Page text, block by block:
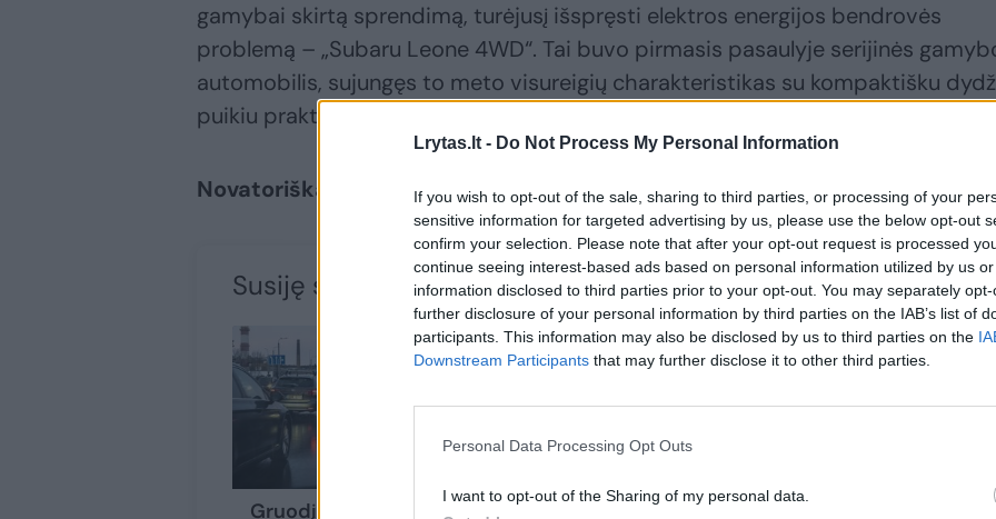
Lrytas.lt - Do Not Process My Personal Information
If you wish to opt-out of the sale, sharing to third parties, or processing of your
sensitive information for targeted advertising by us, please use the below opt-out
confirm your selection. Please note that after your opt-out request is processed
continue seeing interest-based ads based on personal information utilized by us
information disclosed to third parties prior to your opt-out. You may separately
further disclosure of your personal information by third parties on the IAB’s list of
participants. This information may also be disclosed by us to third parties on the
Downstream Participants that may further disclose it to other third parties.
Personal Data Processing Opt Outs
I want to opt-out of the Sharing of my personal data.
gamybai skirtą sprendimą, turėjusį išspręsti elektros energijos bendrovės
problemą – „Subaru Leone 4WD“. Tai buvo pirmasis pasaulyje serijinės
automobilis, sujungęs to meto visureigių charakteristikas su kompaktišku
puikiu praktiško lengvojo automobilio teikiamu vairavimo komfortu.
Novatoriška technologija iš Japonijos
Susiję straipsniai
Gruodį naujų
Šeši svarbiausi